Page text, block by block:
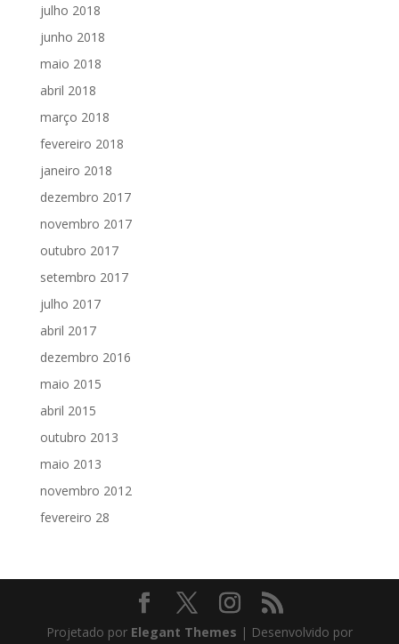
julho 2018
junho 2018
maio 2018
abril 2018
março 2018
fevereiro 2018
janeiro 2018
dezembro 2017
novembro 2017
outubro 2017
setembro 2017
julho 2017
abril 2017
dezembro 2016
maio 2015
abril 2015
outubro 2013
maio 2013
novembro 2012
fevereiro 28
Projetado por Elegant Themes | Desenvolvido por